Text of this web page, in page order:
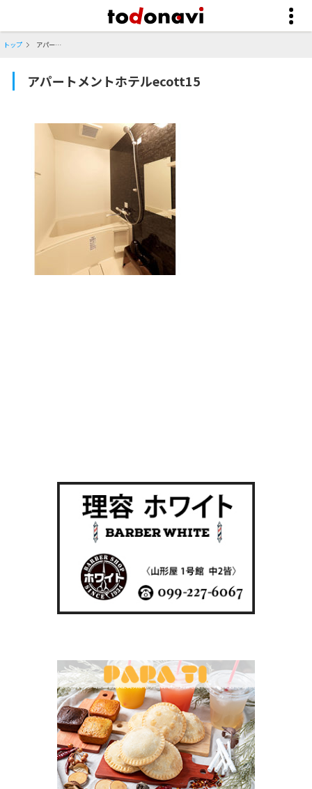
トップ アパートメントホテルecott15
アパートメントホテルecott15